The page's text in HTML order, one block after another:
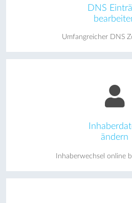
DNS
Umfangreicher DNS
ändern
Inhaberwechsel online